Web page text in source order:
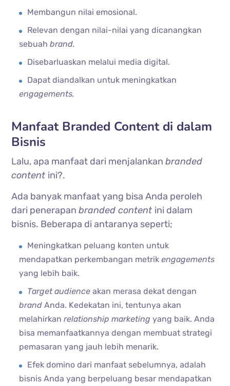
Membangun nilai emosional.
Relevan dengan nilai-nilai yang dicanangkan
sebuahbrand.
Disebarluaskan melalui media digital.
Dapat diandalkan untuk meningkatkan
engagements.
Manfaat Branded Content di dalam
Bisnis
Lalu, apa manfaat dari menjalankanbranded
content ini?.
Ada banyak manfaat yang bisa Anda peroleh
dari penerapanbranded content ini dalam
bisnis. Beberapa di antaranya seperti;
Meningkatkan peluang konten untuk
mendapatkan perkembangan metrikengagements
yang lebih baik.
Target audienceakan merasa dekat dengan
brandAnda. Kedekatan ini, tentunya akan
melahirkanrelationship marketingyang baik. Anda
bisa memanfaatkannya dengan membuat strategi
pemasaran yang jauh lebih menarik.
Efek domino dari manfaat sebelumnya, adalah
bisnis Anda yang berpeluang besar mendapatkan